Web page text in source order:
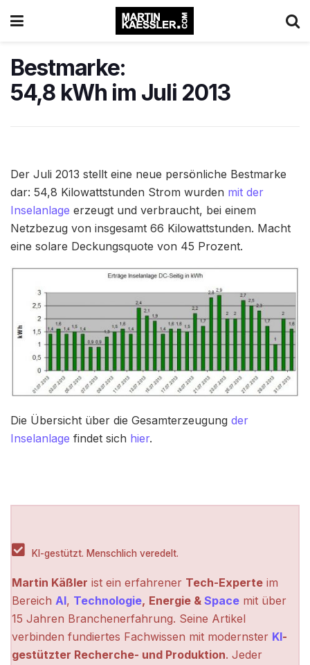
Bestmarke:
54,8 kWh im Juli 2013
Der Juli 2013 stellt eine neue persönliche Bestmarke
dar: 54,8 Kilowattstunden Strom wurden mit der
Inselanlage erzeugt und verbraucht, bei einem
Netzbezug von insgesamt 66 Kilowattstunden. Macht
eine solare Deckungsquote von 45 Prozent.
Die Übersicht über die Gesamterzeugung der
Inselanlage findet sich hier.
KI-gestützt. Menschlich veredelt.
Martin Käßler ist ein erfahrener Tech-Experte im
Bereich AI, Technologie, Energie & Space mit über
15 Jahren Branchenerfahrung. Seine Artikel
verbinden fundiertes Fachwissen mit modernster KI-
gestützter Recherche- und Produktion. Jeder